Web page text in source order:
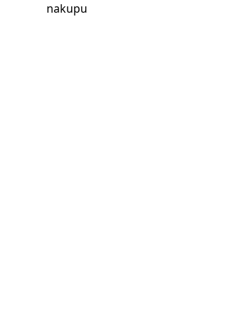
nakupu